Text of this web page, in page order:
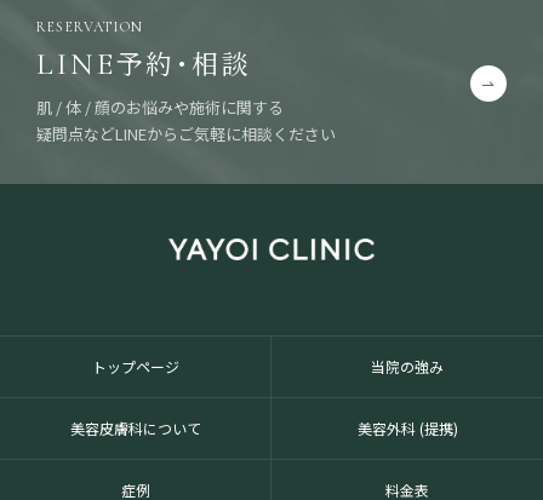
LINE予約・相談
RESERVATION
肌 / 体 / 顔のお悩みや施術に関する
疑問点などLINEからご気軽に相談ください
トップページ 当院の強み
美容皮膚科について 美容外科 (提携)
症例 料金表